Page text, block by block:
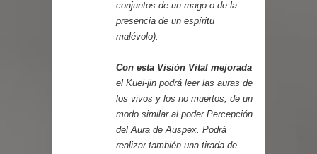
conjuntos de un mago o de la
presencia de un espíritu
malévolo).
Con esta Visión Vital mejorada
el Kuei-jin podrá leer las auras de
los vivos y los no muertos, de un
modo similar al poder Percepción
del Aura de Auspex. Podrá
realizar también una tirada de